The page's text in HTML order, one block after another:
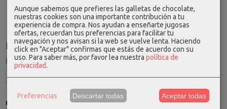
Idioma
Costes de Envío
Aunque sabemos que prefieres las galletas de chocolate,
nuestras cookies son una importante contribución a tu
experiencia de compra. Nos ayudan a enseñarte jugosas
ofertas, recuerdan tus preferencias para facilitar tu
navegación y nos avisan si la web se vuelve lenta. Haciendo
click en "Aceptar" confirmas que estás de acuerdo con su
uso. Para saber más, por favor lea nuestra política de
privacidad.
Preferencias Descartar todas Aceptar todas